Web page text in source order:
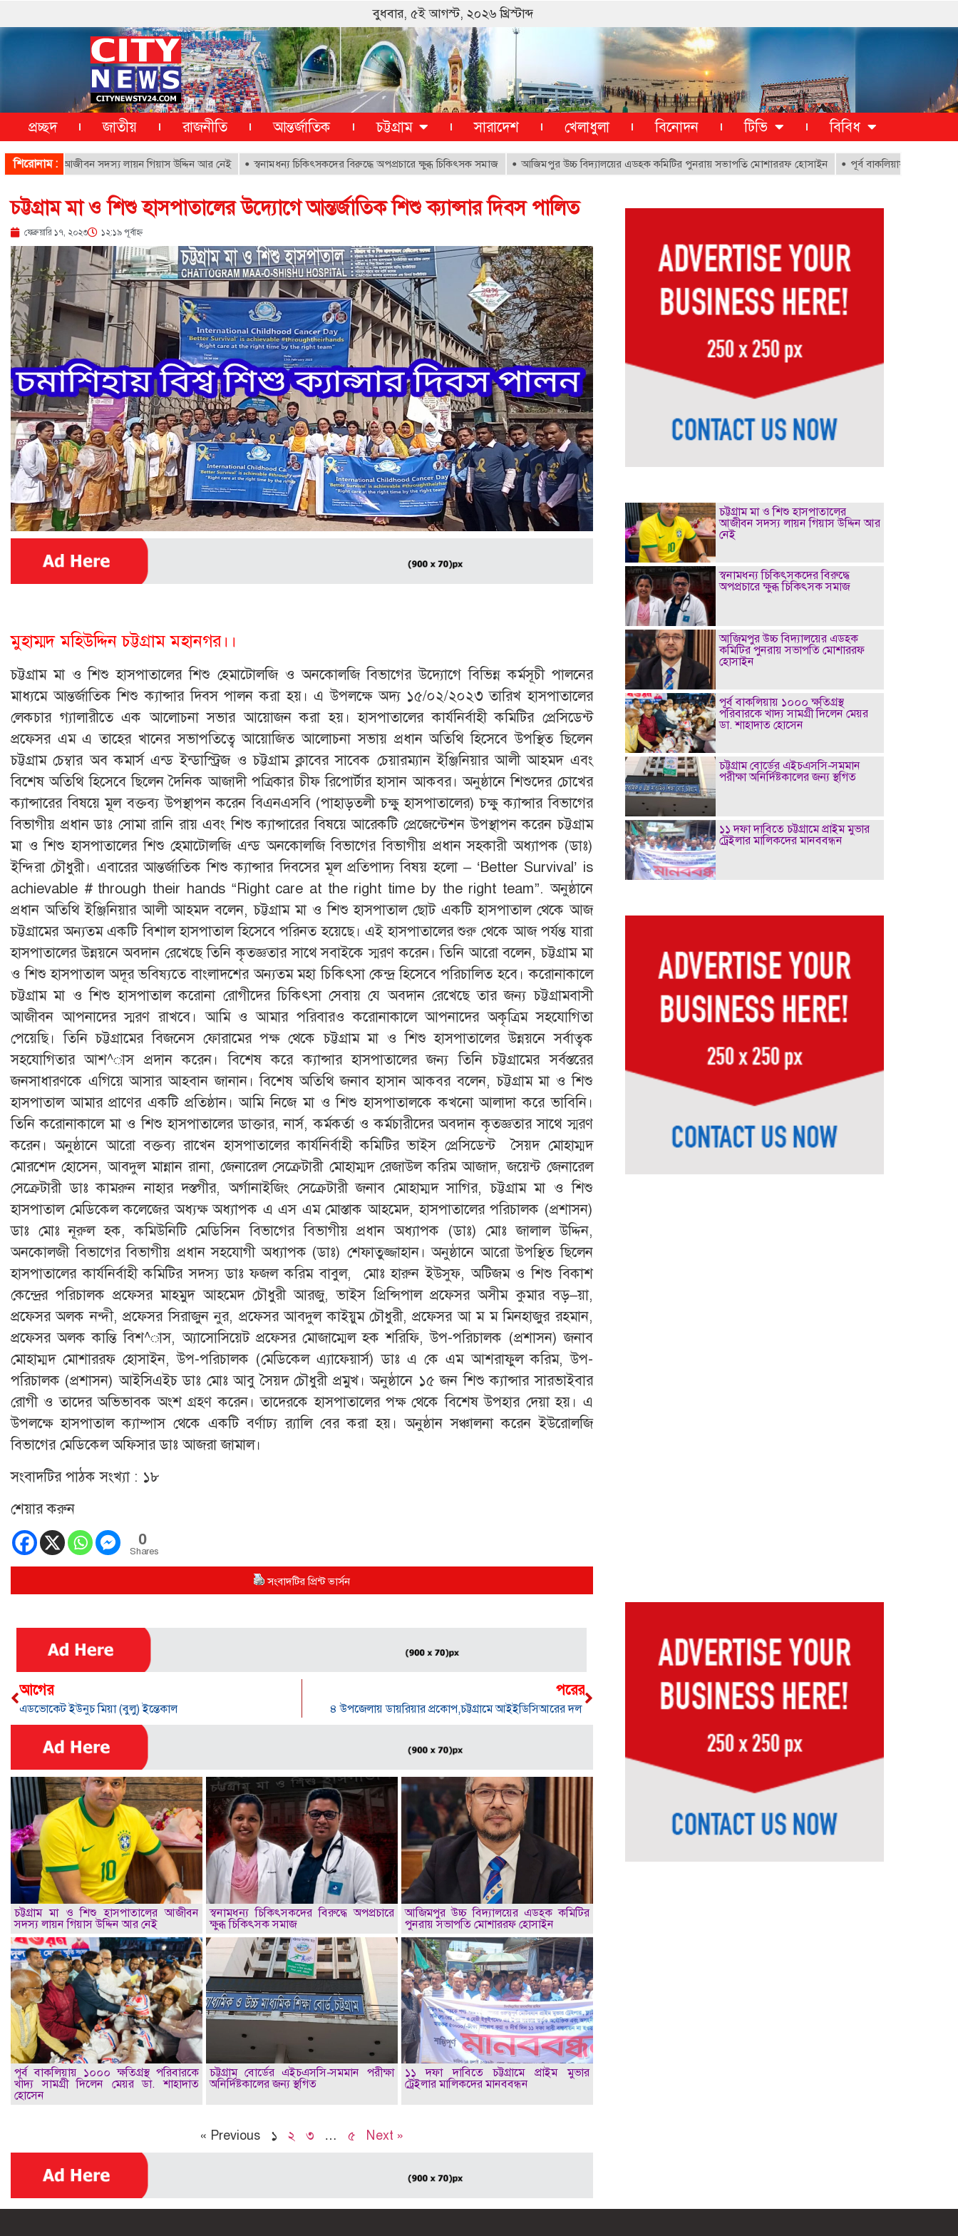
বুধবার, ৫ই আগস্ট, ২০২৬ খ্রিস্টাব্দ
প্রচ্ছদ জাতীয় রাজনীতি আন্তর্জাতিক চট্টগ্রাম সারাদেশ খেলাধুলা বিনোদন টিভি বিবিধ
শিরোনাম :
আজীবন সদস্য লায়ন গিয়াস উদ্দিন আর নেই স্বনামধন্য চিকিৎসকদের বিরুদ্ধে অপপ্রচারে ক্ষুব্ধ চিকিৎসক সমাজ আজিমপুর উচ্চ বিদ্যালয়ের এডহক কমিটির পুনরায় সভাপতি মোশাররফ হোসাইন পূর্ব বাকলিয়ায় ১০০০ ক্ষতিগ্রস্থ
চট্টগ্রাম মা ও শিশু হাসপাতালের উদ্যোগে আন্তর্জাতিক শিশু ক্যান্সার দিবস পালিত
ফেব্রুয়ারি ১৭, ২০২৩ ১২:১৯ পূর্বাহ্ণ
মুহাম্মদ মহিউদ্দিন চট্টগ্রাম মহানগর।।
চট্টগ্রাম মা ও শিশু হাসপাতালের শিশু হেমাটোলজি ও অনকোলজি বিভাগের উদ্যোগে বিভিন্ন কর্মসূচী পালনের
মাধ্যমে আন্তর্জাতিক শিশু ক্যান্সার দিবস পালন করা হয়। এ উপলক্ষে অদ্য ১৫/০২/২০২৩ তারিখ হাসপাতালের
লেকচার গ্যালারীতে এক আলোচনা সভার আয়োজন করা হয়। হাসপাতালের কার্যনির্বাহী কমিটির প্রেসিডেন্ট
প্রফেসর এম এ তাহের খানের সভাপতিত্বে আয়োজিত আলোচনা সভায় প্রধান অতিথি হিসেবে উপস্থিত ছিলেন
চট্টগ্রাম চেম্বার অব কমার্স এন্ড ইন্ডাস্ট্রিজ ও চট্টগ্রাম ক্লাবের সাবেক চেয়ারম্যান ইঞ্জিনিয়ার আলী আহমদ এবং
বিশেষ অতিথি হিসেবে ছিলেন দৈনিক আজাদী পত্রিকার চীফ রিপোর্টার হাসান আকবর। অনুষ্ঠানে শিশুদের চোখের
ক্যান্সারের বিষয়ে মূল বক্তব্য উপস্থাপন করেন বিএনএসবি (পাহাড়তলী চক্ষু হাসপাতালের) চক্ষু ক্যান্সার বিভাগের
বিভাগীয় প্রধান ডাঃ সোমা রানি রায় এবং শিশু ক্যান্সারের বিষয়ে আরেকটি প্রেজেন্টেশন উপস্থাপন করেন চট্টগ্রাম
মা ও শিশু হাসপাতালের শিশু হেমাটোলজি এন্ড অনকোলজি বিভাগের বিভাগীয় প্রধান সহকারী অধ্যাপক (ডাঃ)
ইন্দিরা চৌধুরী। এবারের আন্তর্জাতিক শিশু ক্যান্সার দিবসের মূল প্রতিপাদ্য বিষয় হলো – ‘Better Survival’ is
achievable # through their hands “Right care at the right time by the right team”. অনুষ্ঠানে
প্রধান অতিথি ইঞ্জিনিয়ার আলী আহমদ বলেন, চট্টগ্রাম মা ও শিশু হাসপাতাল ছোট একটি হাসপাতাল থেকে আজ
চট্টগ্রামের অন্যতম একটি বিশাল হাসপাতাল হিসেবে পরিনত হয়েছে। এই হাসপাতালের শুরু থেকে আজ পর্যন্ত যারা
হাসপাতালের উন্নয়নে অবদান রেখেছে তিনি কৃতজ্ঞতার সাথে সবাইকে স্মরণ করেন। তিনি আরো বলেন, চট্টগ্রাম মা
ও শিশু হাসপাতাল অদূর ভবিষ্যতে বাংলাদশের অন্যতম মহা চিকিৎসা কেন্দ্র হিসেবে পরিচালিত হবে। করোনাকালে
চট্টগ্রাম মা ও শিশু হাসপাতাল করোনা রোগীদের চিকিৎসা সেবায় যে অবদান রেখেছে তার জন্য চট্টগ্রামবাসী
আজীবন আপনাদের স্মরণ রাখবে। আমি ও আমার পরিবারও করোনাকালে আপনাদের অকৃত্রিম সহযোগিতা
পেয়েছি। তিনি চট্টগ্রামের বিজনেস ফোরামের পক্ষ থেকে চট্টগ্রাম মা ও শিশু হাসপাতালের উন্নয়নে সর্বাত্বক
সহযোগিতার আশ^াস প্রদান করেন। বিশেষ করে ক্যান্সার হাসপাতালের জন্য তিনি চট্টগ্রামের সর্বস্তরের
জনসাধারণকে এগিয়ে আসার আহবান জানান। বিশেষ অতিথি জনাব হাসান আকবর বলেন, চট্টগ্রাম মা ও শিশু
হাসপাতাল আমার প্রাণের একটি প্রতিষ্ঠান। আমি নিজে মা ও শিশু হাসপাতালকে কখনো আলাদা করে ভাবিনি।
তিনি করোনাকালে মা ও শিশু হাসপাতালের ডাক্তার, নার্স, কর্মকর্তা ও কর্মচারীদের অবদান কৃতজ্ঞতার সাথে স্মরণ
করেন। অনুষ্ঠানে আরো বক্তব্য রাখেন হাসপাতালের কার্যনির্বাহী কমিটির ভাইস প্রেসিডেন্ট সৈয়দ মোহাম্মদ
মোরশেদ হোসেন, আবদুল মান্নান রানা, জেনারেল সেক্রেটারী মোহাম্মদ রেজাউল করিম আজাদ, জয়েন্ট জেনারেল
সেক্রেটারী ডাঃ কামরুন নাহার দস্তগীর, অর্গানাইজিং সেক্রেটারী জনাব মোহাম্মদ সাগির, চট্টগ্রাম মা ও শিশু
হাসপাতাল মেডিকেল কলেজের অধ্যক্ষ অধ্যাপক এ এস এম মোস্তাক আহমেদ, হাসপাতালের পরিচালক (প্রশাসন)
ডাঃ মোঃ নূরুল হক, কমিউনিটি মেডিসিন বিভাগের বিভাগীয় প্রধান অধ্যাপক (ডাঃ) মোঃ জালাল উদ্দিন,
অনকোলজী বিভাগের বিভাগীয় প্রধান সহযোগী অধ্যাপক (ডাঃ) শেফাতুজ্জাহান। অনুষ্ঠানে আরো উপস্থিত ছিলেন
হাসপাতালের কার্যনির্বাহী কমিটির সদস্য ডাঃ ফজল করিম বাবুল, মোঃ হারুন ইউসুফ, অটিজম ও শিশু বিকাশ
কেন্দ্রের পরিচালক প্রফেসর মাহমুদ আহমেদ চৌধুরী আরজু, ভাইস প্রিন্সিপাল প্রফেসর অসীম কুমার বড়–য়া,
প্রফেসর অলক নন্দী, প্রফেসর সিরাজুন নুর, প্রফেসর আবদুল কাইয়ুম চৌধুরী, প্রফেসর আ ম ম মিনহাজুর রহমান,
প্রফেসর অলক কান্তি বিশ^াস, অ্যাসোসিয়েট প্রফেসর মোজাম্মেল হক শরিফি, উপ-পরিচালক (প্রশাসন) জনাব
মোহাম্মদ মোশাররফ হোসাইন, উপ-পরিচালক (মেডিকেল এ্যাফেয়ার্স) ডাঃ এ কে এম আশরাফুল করিম, উপ-
পরিচালক (প্রশাসন) আইসিএইচ ডাঃ মোঃ আবু সৈয়দ চৌধুরী প্রমুখ। অনুষ্ঠানে ১৫ জন শিশু ক্যান্সার সারভাইবার
রোগী ও তাদের অভিভাবক অংশ গ্রহণ করেন। তাদেরকে হাসপাতালের পক্ষ থেকে বিশেষ উপহার দেয়া হয়। এ
উপলক্ষে হাসপাতাল ক্যাম্পাস থেকে একটি বর্ণাঢ্য র‌্যালি বের করা হয়। অনুষ্ঠান সঞ্চালনা করেন ইউরোলজি
বিভাগের মেডিকেল অফিসার ডাঃ আজরা জামাল।
সংবাদটির পাঠক সংখ্যা : ১৮
শেয়ার করুন
0
Shares
সংবাদটির প্রিন্ট ভার্সন
আগের
এডভোকেট ইউনুচ মিয়া (বুলু) ইন্তেকাল
পরের
৪ উপজেলায় ডায়রিয়ার প্রকোপ,চট্টগ্রামে আইইডিসিআরের দল
চট্টগ্রাম মা ও শিশু হাসপাতালের আজীবন
সদস্য লায়ন গিয়াস উদ্দিন আর নেই
স্বনামধন্য চিকিৎসকদের বিরুদ্ধে অপপ্রচারে
ক্ষুব্ধ চিকিৎসক সমাজ
আজিমপুর উচ্চ বিদ্যালয়ের এডহক কমিটির
পুনরায় সভাপতি মোশাররফ হোসাইন
পূর্ব বাকলিয়ায় ১০০০ ক্ষতিগ্রস্থ পরিবারকে
খাদ্য সামগ্রী দিলেন মেয়র ডা. শাহাদাত
হোসেন
চট্টগ্রাম বোর্ডের এইচএসসি-সমমান পরীক্ষা
অনির্দিষ্টকালের জন্য স্থগিত
১১ দফা দাবিতে চট্টগ্রামে প্রাইম মুভার
ট্রেইলার মালিকদের মানববন্ধন
« Previous ১ ২ ৩ … ৫ Next »
চট্টগ্রাম মা ও শিশু হাসপাতালের
আজীবন সদস্য লায়ন গিয়াস উদ্দিন আর
নেই
স্বনামধন্য চিকিৎসকদের বিরুদ্ধে
অপপ্রচারে ক্ষুব্ধ চিকিৎসক সমাজ
আজিমপুর উচ্চ বিদ্যালয়ের এডহক
কমিটির পুনরায় সভাপতি মোশাররফ
হোসাইন
পূর্ব বাকলিয়ায় ১০০০ ক্ষতিগ্রস্থ
পরিবারকে খাদ্য সামগ্রী দিলেন মেয়র
ডা. শাহাদাত হোসেন
চট্টগ্রাম বোর্ডের এইচএসসি-সমমান
পরীক্ষা অনির্দিষ্টকালের জন্য স্থগিত
১১ দফা দাবিতে চট্টগ্রামে প্রাইম মুভার
ট্রেইলার মালিকদের মানববন্ধন